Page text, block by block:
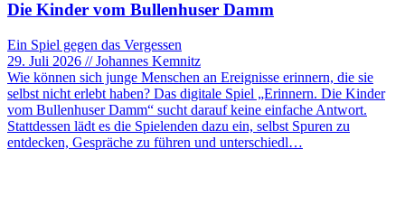
Die Kinder vom Bullenhuser Damm
Ein Spiel gegen das Vergessen
29. Juli 2026 // Johannes Kemnitz
Wie können sich junge Menschen an Ereignisse erinnern, die sie
selbst nicht erlebt haben? Das digitale Spiel „Erinnern. Die Kinder
vom Bullenhuser Damm“ sucht darauf keine einfache Antwort.
Stattdessen lädt es die Spielenden dazu ein, selbst Spuren zu
entdecken, Gespräche zu führen und unterschiedl…